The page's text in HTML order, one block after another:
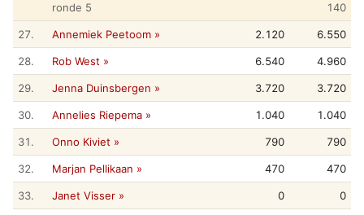
ronde 5 140
27. Annemiek Peetoom » 2.120 6.550
28. Rob West » 6.540 4.960
29. Jenna Duinsbergen » 3.720 3.720
30. Annelies Riepema » 1.040 1.040
31. Onno Kiviet » 790 790
32. Marjan Pellikaan » 470 470
33. Janet Visser » 0 0